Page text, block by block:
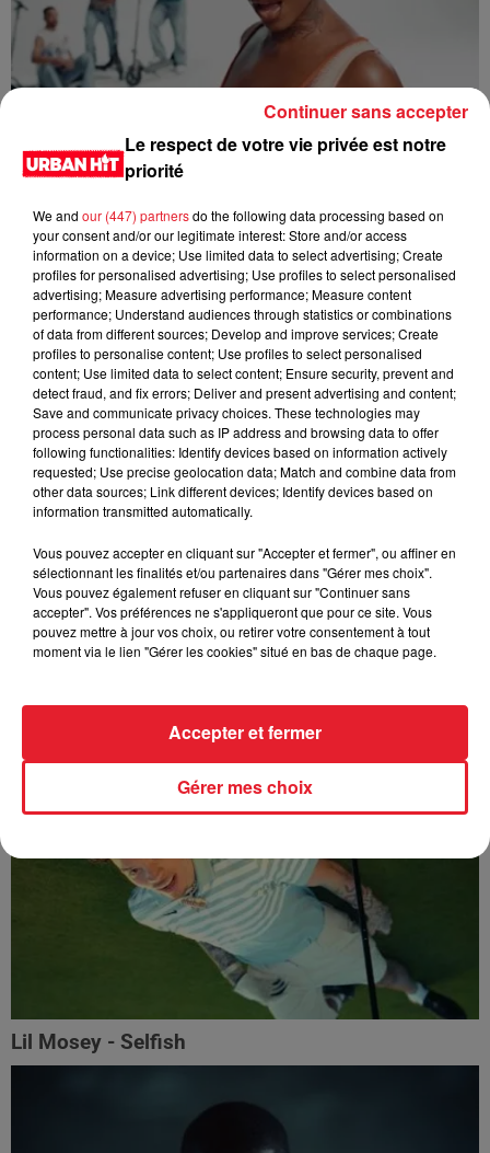
Tyla - Bliss
Lil Mosey - Selfish
Le respect de votre vie privée est notre
priorité
We and our (447) partnersdo the following data processing based on
your consent and/or our legitimate interest: Store and/or access
information on a device; Use limited data to select advertising; Create
profiles for personalised advertising; Use profiles to select personalised
advertising; Measure advertising performance; Measure content
performance; Understand audiences through statistics or combinations
of data from different sources; Develop and improve services; Create
profiles to personalise content; Use profiles to select personalised
content; Use limited data to select content; Ensure security, prevent and
detect fraud, and fix errors; Deliver and present advertising and content;
Save and communicate privacy choices. These technologies may
process personal data such as IP address and browsing data to offer
following functionalities: Identify devices based on information actively
requested; Use precise geolocation data; Match and combine data from
other data sources; Link different devices; Identify devices based on
information transmitted automatically.
Vous pouvez accepter en cliquant sur "Accepter et fermer", ou affiner en
sélectionnant les finalités et/ou partenaires dans "Gérer mes choix".
Vous pouvez également refuser en cliquant sur "Continuer sans
accepter". Vos préférences ne s'appliqueront que pour ce site. Vous
pouvez mettre à jour vos choix, ou retirer votre consentement à tout
moment via le lien "Gérer les cookies" situé en bas de chaque page.
Gérer mes choix
Accepter et fermer
Continuer sans accepter